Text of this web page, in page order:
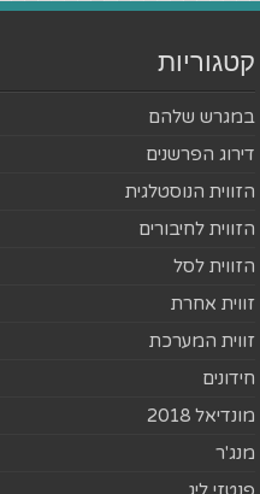
קטגוריות
במגרש שלהם
דירוג הפרשנים
הזווית הנוסטלגית
הזווית לחיבורים
הזווית לסל
זווית אחרת
זווית המערכת
חידונים
מונדיאל 2018
מנג'ר